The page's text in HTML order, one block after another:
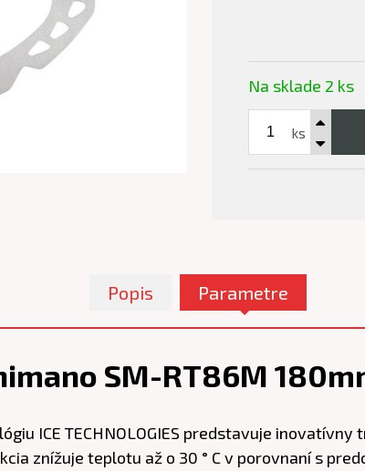
Na sklade 2 ks
ks
Popis Parametre
SM-RT86M
ICE TECHNOLOGIES predstavuje
znížuje teplotu až o 30 ° C v porovnaní s